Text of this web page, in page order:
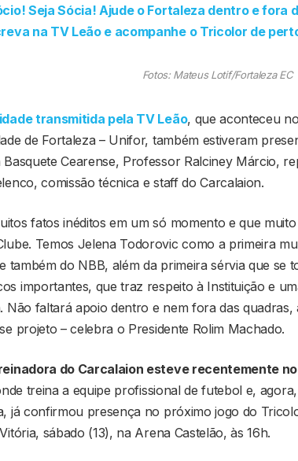
Seja Sócia! Ajude o Fortaleza dentro e fora
na TV Leão e acompanhe o Tricolor de
Fotos: Mateus Lotif/Fortaleza EC
transmitida pela TV Leão, que aconteceu
de Fortaleza – Unifor, também estiveram
Basquete Cearense, Professor Ralciney Márcio,
comissão técnica e staff do Carcalaion.
fatos inéditos em um só momento e que
Temos Jelena Todorovic como a primeira
também do NBB, além da primeira sérvia que se
importantes, que traz respeito à Instituição e
Não faltará apoio dentro e nem fora das
projeto – celebra o Presidente Rolim Machado.
do Carcalaion esteve recentemente
treina a equipe profissional de futebol e,
já confirmou presença no próximo jogo do
sábado (13), na Arena Castelão, às 16h.